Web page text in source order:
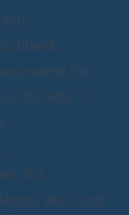
für
257 Abs. 1
für
etc.) und